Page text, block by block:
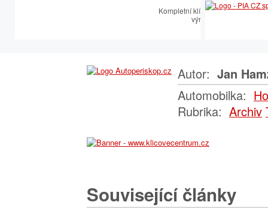
Kompletní klíčařský sortiment
výroby autoklíčů
Autor: Jan
Automobilka:
Rubrika: Archiv
Související články